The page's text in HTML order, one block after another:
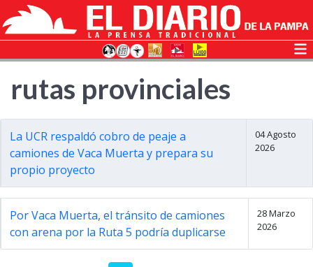
rutas provinciales
La UCR respaldó cobro de peaje a
camiones de Vaca Muerta y prepara su
propio proyecto
04 Agosto
2026
Por Vaca Muerta, el tránsito de camiones
con arena por la Ruta 5 podría duplicarse
28 Marzo
2026